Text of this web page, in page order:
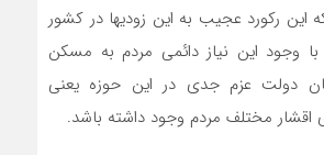
رکورد عجیب به این زودیها در کشور
با وجود این نیاز دائمی مردم به مسکن
دولت عزم جدی در این حوزه یعنی
مختلف مردم وجود داشته باشد.